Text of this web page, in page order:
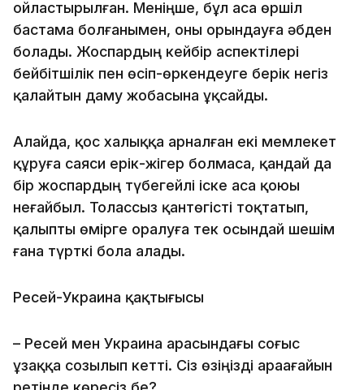
ойластырылған. Меніңше, бұл аса өршіл
бастама болғанымен, оны орындауға әбден
болады. Жоспардың кейбір аспектілері
бейбітшілік пен өсіп-өркендеуге берік негіз
қалайтын даму жобасына ұқсайды.
Алайда, қос халыққа арналған екі мемлекет
құруға саяси ерік-жігер болмаса, қандай да
бір жоспардың түбегейлі іске аса қоюы
неғайбыл. Толассыз қантөгісті тоқтатып,
қалыпты өмірге оралуға тек осындай шешім
ғана түрткі бола алады.
Ресей-Украина қақтығысы
– Ресей мен Украина арасындағы соғыс
ұзаққа созылып кетті. Сіз өзіңізді араағайын